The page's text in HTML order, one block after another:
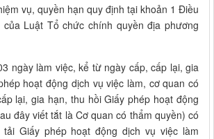
vụ, quyền hạn quy định tại khoản 1 Điều
Luật Tổ chức chính quyền địa phương
ngày làm việc, kể từ ngày cấp, cấp lại, gia
hoạt động dịch vụ việc làm, cơ quan có
lại, gia hạn, thu hồi Giấy phép hoạt động
đây viết tắt là Cơ quan có thẩm quyền) có
Giấy phép hoạt động dịch vụ việc làm